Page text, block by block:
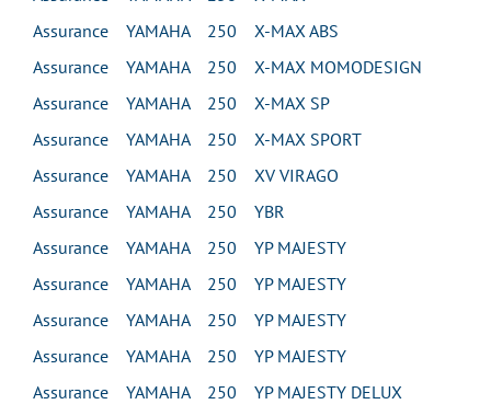
Assurance YAMAHA 250 X-MAX ABS
Assurance YAMAHA 250 X-MAX MOMODESIGN
Assurance YAMAHA 250 X-MAX SP
Assurance YAMAHA 250 X-MAX SPORT
Assurance YAMAHA 250 XV VIRAGO
Assurance YAMAHA 250 YBR
Assurance YAMAHA 250 YP MAJESTY
Assurance YAMAHA 250 YP MAJESTY
Assurance YAMAHA 250 YP MAJESTY
Assurance YAMAHA 250 YP MAJESTY
Assurance YAMAHA 250 YP MAJESTY DELUX